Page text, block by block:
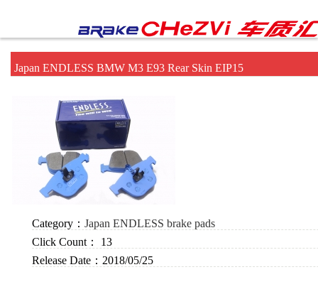
Japan ENDLESS BMW M3 E93 Rear Skin EIP15
Category： Japan ENDLESS brake pads
Click Count：
13
Release Date： 2018/05/25